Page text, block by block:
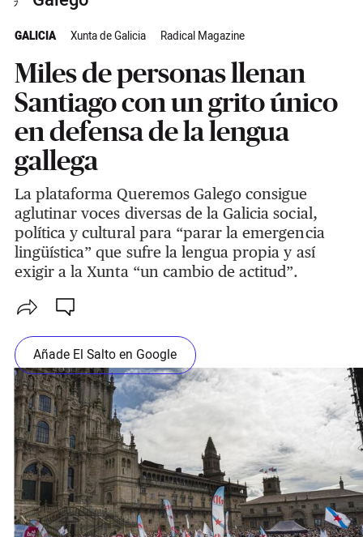
GALICIA Xunta de Galicia Radical Magazine
Miles de personas llenan
Santiago con un grito único
en defensa de la lengua
gallega
La plataforma Queremos Galego consigue
aglutinar voces diversas de la Galicia social,
política y cultural para “parar la emergencia
lingüística” que sufre la lengua propia y así
exigir a la Xunta “un cambio de actitud”.
Añade El Salto en Google